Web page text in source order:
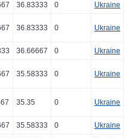
36.83333 0 Ukraine
36.83333 0 Ukraine
36.66667 0 Ukraine
35.58333 0 Ukraine
35.35 0 Ukraine
35.58333 0 Ukraine